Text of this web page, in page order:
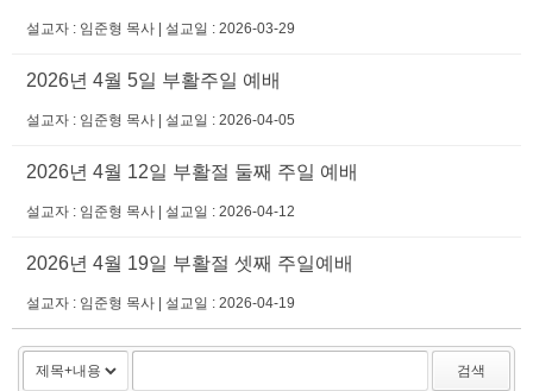
설교자 : 임준형 목사 | 설교일 : 2026-03-29
2026년 4월 5일 부활주일 예배
설교자 : 임준형 목사 | 설교일 : 2026-04-05
2026년 4월 12일 부활절 둘째 주일 예배
설교자 : 임준형 목사 | 설교일 : 2026-04-12
2026년 4월 19일 부활절 셋째 주일예배
설교자 : 임준형 목사 | 설교일 : 2026-04-19
검색